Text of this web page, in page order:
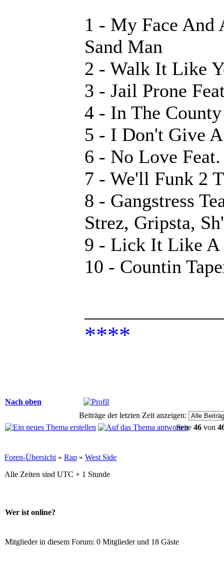
1 - My Face And
Sand Man
2 - Walk It Like
3 - Jail Prone
4 - In The
5 - I Don't Give A
6 - No Love
7 - We'll Funk 2
8 - Gangstress
Strez, Gripsta,
9 - Lick It Like A
10 - Countin
****
Nach oben
Beiträge der letzten Zeit anzeigen:
Seite 46 von
Foren-Übersicht » Rap » West Side
Alle Zeiten sind UTC + 1 Stunde
Wer ist online?
Mitglieder in diesem Forum: 0 Mitglieder und 18 Gäste